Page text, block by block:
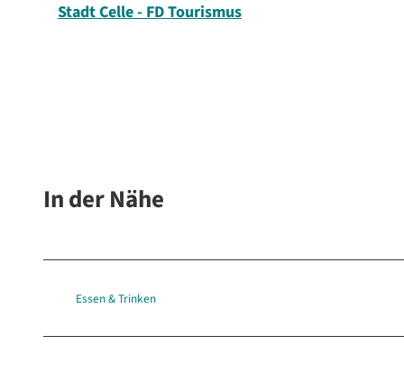
Stadt Celle - FD Tourismus
In der Nähe
Essen & Trinken